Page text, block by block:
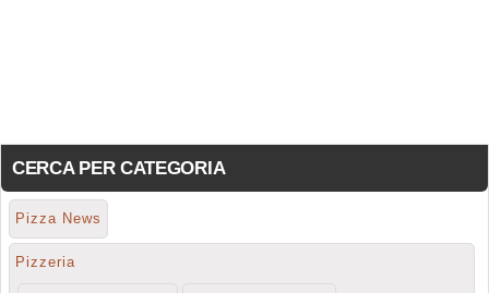
CERCA PER CATEGORIA
Pizza News
Pizzeria